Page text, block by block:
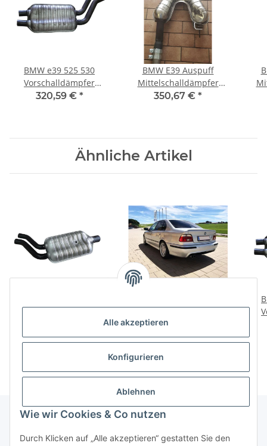
Alle akzeptieren
Konfigurieren
Ablehnen
Wie wir Cookies & Co nutzen
Durch Klicken auf „Alle akzeptieren“ gestatten Sie den
BMW e39 525 530
Vorschalldämpfer
Attrappe bypass
320,59 € *
BMW E39 Auspuff
Mittelschalldämpfer
modifiziert verroht R6 (6
350,67 € *
Ähnliche Artikel
Vorschalldämpfer
Sportauspuff
Auspufblenden
Endstücke Blenden
Sportauspuff
84,64 €
Informationen